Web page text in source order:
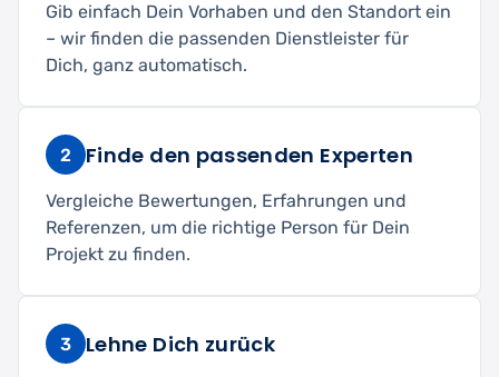
Gib einfach Dein Vorhaben und den Standort ein
– wir finden die passenden Dienstleister für
Dich, ganz automatisch.
2 Finde den passenden Experten
Vergleiche Bewertungen, Erfahrungen und
Referenzen, um die richtige Person für Dein
Projekt zu finden.
3 Lehne Dich zurück